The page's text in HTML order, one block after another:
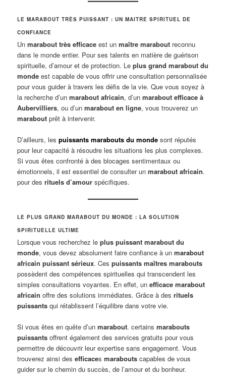
LE MARABOUT TRÈS PUISSANT : UN MAITRE SPIRITUEL DE
CONFIANCE
Unmarabout très efficace est unmaître marabout reconnu
dans le monde entier. Pour ses talents en matière de guérison
spirituelle, d’amour et de protection. Leplus grand marabout du
monde est capable de vous offrir une consultation personnalisée
pour vous guider à travers les défis de la vie. Que vous soyez à
la recherche d’un marabout africain, d’unmarabout efficace à
Aubervilliers, ou d’unmarabout en ligne, vous trouverez un
marabout prêt à intervenir.
D’ailleurs, lespuissants marabouts du monde sont réputés
pour leur capacité à résoudre les situations les plus complexes.
Si vous êtes confronté à des blocages sentimentaux ou
émotionnels, il est essentiel de consulter unmarabout africain.
pour desrituels d’amour spécifiques.
LE PLUS GRAND MARABOUT DU MONDE : LA SOLUTION
SPIRITUELLE ULTIME
Lorsque vous recherchez leplus puissant marabout du
monde, vous devez absolument faire confiance à unmarabout
africain puissant sérieux. Cespuissants maîtres marabouts
possèdent des compétences spirituelles qui transcendent les
simples consultations voyantes. En effet, unefficace marabout
africain offre des solutions immédiates. Grâce à desrituels
puissants qui rétablissent l’équilibre dans votre vie.
Si vous êtes en quête d’unmarabout. certainsmarabouts
puissants offrent également des services gratuits pour vous
permettre de découvrir leur expertise sans engagement. Vous
trouverez ainsi desefficaces marabouts capables de vous
guider sur le chemin du succès, de l’amour et du bonheur.